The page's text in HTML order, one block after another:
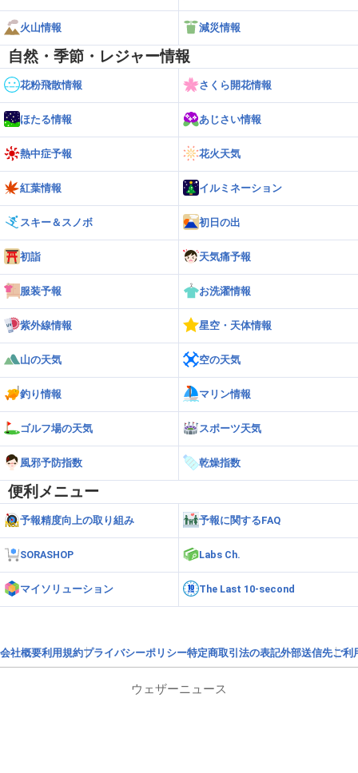
火山情報 減災情報
自然・季節・レジャー情報
花粉飛散情報 さくら開花情報
ほたる情報 あじさい情報
熱中症予報 花火天気
紅葉情報 イルミネーション
スキー＆スノボ 初日の出
初詣 天気痛予報
服装予報 お洗濯情報
紫外線情報 星空・天体情報
山の天気 空の天気
釣り情報 マリン情報
ゴルフ場の天気 スポーツ天気
風邪予防指数 乾燥指数
便利メニュー
予報精度向上の取り組み 予報に関するFAQ
SORASHOP Labs Ch.
マイソリューション The Last 10-second
会社概要利用規約プライバシーポリシー特定商取引法の表記外部送信先ご利
ウェザーニュース